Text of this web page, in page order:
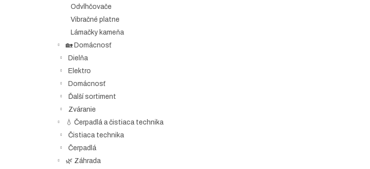
Odvlhčovače
Vibračné platne
Lámačky kameňa
🏡 Domácnosť
Dielňa
Elektro
Domácnosť
Ďalší sortiment
Zváranie
💧 Čerpadlá a čistiaca technika
Čistiaca technika
Čerpadlá
🌿 Záhrada